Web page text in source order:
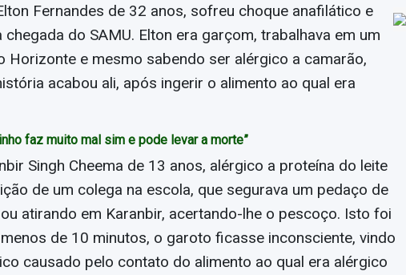
Fernandes de 32 anos, sofreu choque anafilático e
do SAMU. Elton era garçom, trabalhava em um
Horizonte e mesmo sabendo ser alérgico a camarão,
acabou ali, após ingerir o alimento ao qual era
faz muito mal sim e pode levar a morte”
Singh Cheema de 13 anos, alérgico a proteína do leite
de um colega na escola, que segurava um pedaço de
atirando em Karanbir, acertando-lhe o pescoço. Isto foi
de 10 minutos, o garoto ficasse inconsciente, vindo
causado pelo contato do alimento ao qual era alérgico